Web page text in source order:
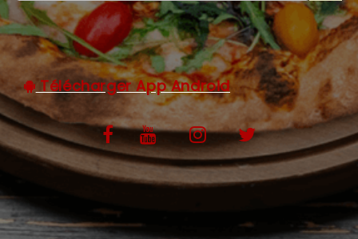
C.G.V
Télécharger App Android